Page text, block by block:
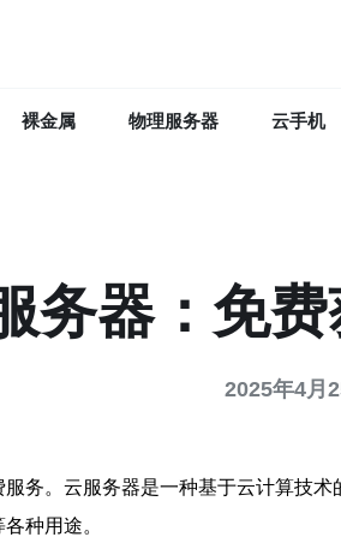
裸金属 物理服务器 云手机
务器：免
2025年4月
务。云服务器是一种基于云计算技
种用途。